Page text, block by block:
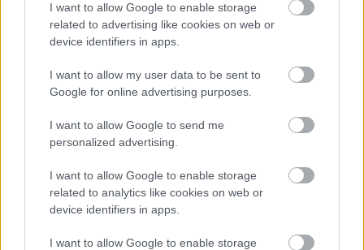
I want to allow Google to enable storage
related to advertising like cookies on web or
device identifiers in apps.
I want to allow my user data to be sent to
Google for online advertising purposes.
I want to allow Google to send me
personalized advertising.
I want to allow Google to enable storage
related to analytics like cookies on web or
device identifiers in apps.
I want to allow Google to enable storage
Δείτε ακόμη:"Leaving Neverland": Πού
βρίσκονται τώρα τα θύματα του Michael
ΔΙΑΒΑΖΟΝΤΑΙ ΤΩΡΑ